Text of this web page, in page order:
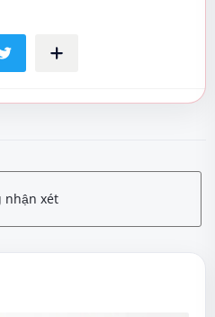
nhận xét